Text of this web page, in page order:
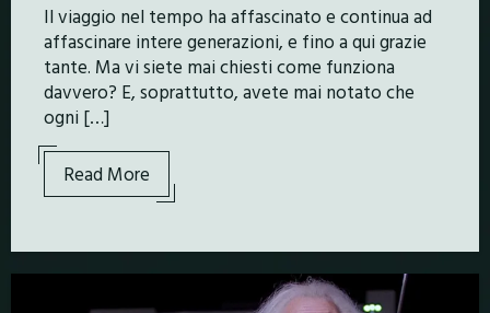
Il viaggio nel tempo ha affascinato e continua ad
affascinare intere generazioni, e fino a qui grazie
tante. Ma vi siete mai chiesti come funziona
davvero? E, soprattutto, avete mai notato che
ogni […]
Read More